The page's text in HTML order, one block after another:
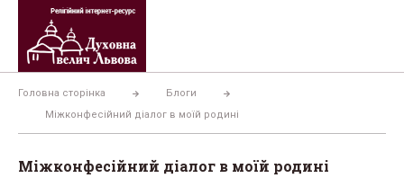
Перейти
вмісту
Головна сторінка
Блоги
Міжконфесійний діалог в моїй родині
Міжконфесійний діалог в моїй родині